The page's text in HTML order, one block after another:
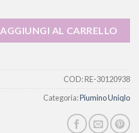
AGGIUNGI AL CARRELLO
COD:RE-30120938
Categoria:Piumino Uniqlo